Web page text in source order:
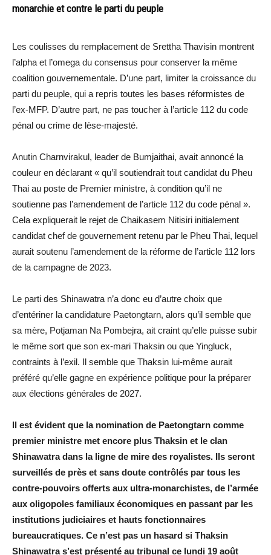
monarchie et contre le parti du peuple
Les coulisses du remplacement de Srettha Thavisin montrent
l’alpha et l’omega du consensus pour conserver la même
coalition gouvernementale. D’une part, limiter la croissance du
parti du peuple, qui a repris toutes les bases réformistes de
l’ex-MFP. D’autre part, ne pas toucher à l’article 112 du code
pénal ou crime de lèse-majesté.
Anutin Charnvirakul, leader de Bumjaithai, avait annoncé la
couleur en déclarant « qu’il soutiendrait tout candidat du Pheu
Thai au poste de Premier ministre, à condition qu’il ne
soutienne pas l’amendement de l’article 112 du code pénal ».
Cela expliquerait le rejet de Chaikasem Nitisiri initialement
candidat chef de gouvernement retenu par le Pheu Thai, lequel
aurait soutenu l’amendement de la réforme de l’article 112 lors
de la campagne de 2023.
Le parti des Shinawatra n’a donc eu d’autre choix que
d’entériner la candidature Paetongtarn, alors qu’il semble que
sa mère, Potjaman Na Pombejra, ait craint qu’elle puisse subir
le même sort que son ex-mari Thaksin ou que Yingluck,
contraints à l’exil. Il semble que Thaksin lui-même aurait
préféré qu’elle gagne en expérience politique pour la préparer
aux élections générales de 2027.
Il est évident que la nomination de Paetongtarn comme
premier ministre met encore plus Thaksin et le clan
Shinawatra dans la ligne de mire des royalistes. Ils seront
surveillés de près et sans doute contrôlés par tous les
contre-pouvoirs offerts aux ultra-monarchistes, de l’armée
aux oligopoles familiaux économiques en passant par les
institutions judiciaires et hauts fonctionnaires
bureaucratiques. Ce n’est pas un hasard si Thaksin
Shinawatra s’est présenté au tribunal ce lundi 19 août